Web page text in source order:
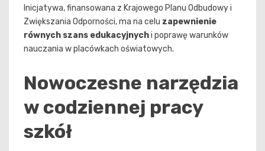
Inicjatywa, finansowana z Krajowego Planu Odbudowy i
Zwiększania Odporności, ma na celu zapewnienie
równych szans edukacyjnychi poprawę warunków
nauczania w placówkach oświatowych.
Nowoczesne narzędzia
w codziennej pracy
szkół